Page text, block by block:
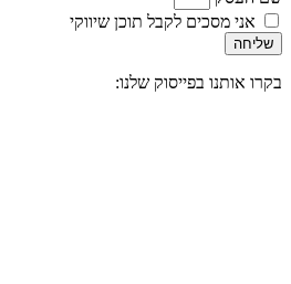
אני מסכים לקבל תוכן שיווקי
שליחה
בקרו אותנו בפייסוק שלנו: